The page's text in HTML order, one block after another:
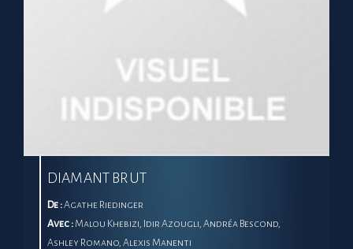
DIAMANT BRUT
De :Agathe Riedinger
Avec : Malou Khebizi, Idir Azougli, Andréa Bescond,
Ashley Romano, Alexis Manenti